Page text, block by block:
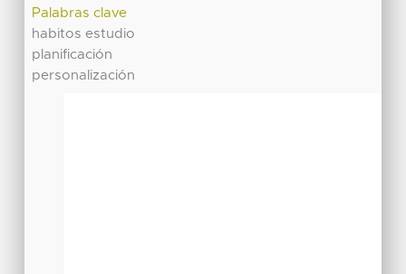
Palabras clave
habitos estudio
planificación
personalización